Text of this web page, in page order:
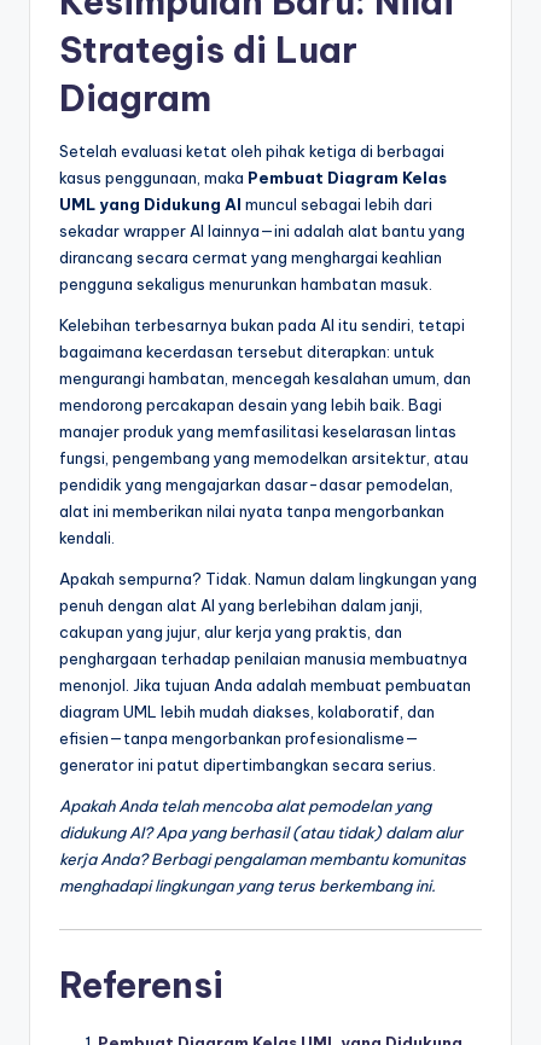
Strategis di Luar
Diagram
Setelah evaluasi ketat oleh pihak ketiga di berbagai
kasus penggunaan, maka Pembuat Diagram Kelas
UML yang Didukung AI muncul sebagai lebih dari
sekadar wrapper AI lainnya—ini adalah alat bantu yang
dirancang secara cermat yang menghargai keahlian
pengguna sekaligus menurunkan hambatan masuk.
Kelebihan terbesarnya bukan pada AI itu sendiri, tetapi
bagaimana kecerdasan tersebut diterapkan: untuk
mengurangi hambatan, mencegah kesalahan umum, dan
mendorong percakapan desain yang lebih baik. Bagi
manajer produk yang memfasilitasi keselarasan lintas
fungsi, pengembang yang memodelkan arsitektur, atau
pendidik yang mengajarkan dasar-dasar pemodelan,
alat ini memberikan nilai nyata tanpa mengorbankan
kendali.
Apakah sempurna? Tidak. Namun dalam lingkungan yang
penuh dengan alat AI yang berlebihan dalam janji,
cakupan yang jujur, alur kerja yang praktis, dan
penghargaan terhadap penilaian manusia membuatnya
menonjol. Jika tujuan Anda adalah membuat pembuatan
diagram UML lebih mudah diakses, kolaboratif, dan
efisien—tanpa mengorbankan profesionalisme—
generator ini patut dipertimbangkan secara serius.
Apakah Anda telah mencoba alat pemodelan yang
didukung AI? Apa yang berhasil (atau tidak) dalam alur
kerja Anda? Berbagi pengalaman membantu komunitas
menghadapi lingkungan yang terus berkembang ini.
Referensi